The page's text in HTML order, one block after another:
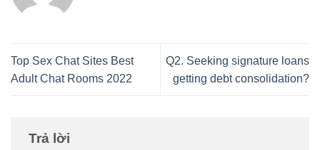
Top Sex Chat Sites Best
Adult Chat Rooms 2022
Q2. Seeking signature loans
getting debt consolidation?
Trả lời